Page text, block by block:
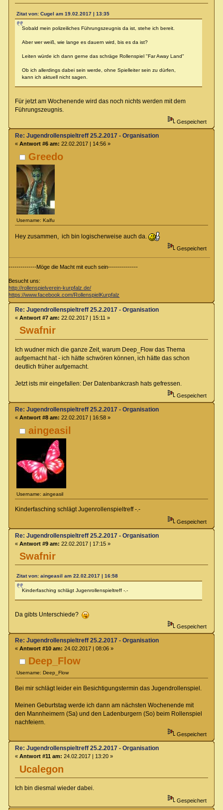
Zitat von: Cugel am 19.02.2017 | 13:35
Sobald mein polizeiliches Führungszeugnis da ist, stehe ich bereit.
Aber wer weiß, wie lange es dauern wird, bis es da ist?
Leiten würde ich dann gerne das schräge Rollenspiel "Far Away Land"
Ob ich allerdings dabei sein werde, ohne Spielleiter sein zu dürfen,
kann ich aktuell nicht sagen.
Für jetzt am Wochenende wird das noch nichts werden mit dem
Führungszeugnis.
Gespeichert
Greedo
Username: Kalfu
Re: Jugendrollenspieltreff 25.2.2017 - Organisation
« Antwort #6 am: 22.02.2017 | 14:56 »
Hey zusammen, ich bin logischerweise auch da.
Gespeichert
--------------Möge die Macht mit euch sein---------------
Besucht uns:
http://rollenspielverein-kurpfalz.de/
https://www.facebook.com/RollenspielKurpfalz
Swafnir
Re: Jugendrollenspieltreff 25.2.2017 - Organisation
« Antwort #7 am: 22.02.2017 | 15:11 »
Ich wudner mich die ganze Zeit, warum Deep_Flow das Thema
aufgemacht hat - ich hätte schwören können, ich hätte das schon
deutlich früher aufgemacht.
Jetzt ists mir eingefallen: Der Datenbankcrash hats gefressen.
Gespeichert
aingeasil
Username: aingeasil
Re: Jugendrollenspieltreff 25.2.2017 - Organisation
« Antwort #8 am: 22.02.2017 | 16:58 »
Kinderfasching schlägt Jugenrollenspieltreff -.-
Gespeichert
Swafnir
Re: Jugendrollenspieltreff 25.2.2017 - Organisation
« Antwort #9 am: 22.02.2017 | 17:15 »
Zitat von: aingeasil am 22.02.2017 | 16:58
Kinderfasching schlägt Jugenrollenspieltreff -.-
Da gibts Unterschiede?
Gespeichert
Deep_Flow
Username: Deep_Flow
Re: Jugendrollenspieltreff 25.2.2017 - Organisation
« Antwort #10 am: 24.02.2017 | 08:06 »
Bei mir schlägt leider ein Besichtigungstermin das Jugendrollenspiel.
Meinen Geburtstag werde ich dann am nächsten Wochenende mit
den Mannheimern (Sa) und den Ladenburgern (So) beim Rollenspiel
nachfeiern.
Gespeichert
Ucalegon
Re: Jugendrollenspieltreff 25.2.2017 - Organisation
« Antwort #11 am: 24.02.2017 | 13:20 »
Ich bin diesmal wieder dabei.
Gespeichert